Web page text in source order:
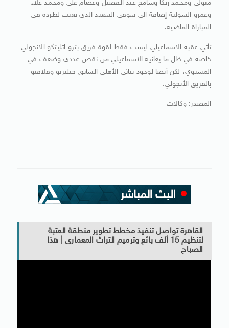
متولى ومحمد زيكا وسامح عبد الفضيل وعصام على ومحمد علاء
وعمرو السولية إضافة الى شوقى السعيد الذى يغيب لطرده فى
المباراة الماضية.
تأتي عقبة الاسماعيلي ليست فقط لقوة فريق بترو اتليتكو الانجولي
خاصة في ظل ما يعانية الاسماعيلي من نقص عددي وضعف في
المستوي، لكن أيضا لوجود ثنائي الأهلي السابق جيلبرتو وفلافيو
بالفريق الأنجولي.
المصدر: وكالات
القاهرة تواصل تنفيذ مخطط تطوير منطقة العتبة
لتنظيم 15 ألف بائع وترميم التراث المعمارى | هذا
الصباح